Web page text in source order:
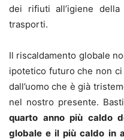
dei rifiuti all’igiene
trasporti.
Il riscaldamento globale
ipotetico futuro che non
dall’uomo che è già
nel nostro presente.
quarto anno più caldo
globale e il più caldo in